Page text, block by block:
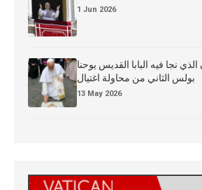
1 Jun 2026
الذي نجا فيه البابا القديس يوحنا
بولس الثاني من محاولة اغتيال
13 May 2026